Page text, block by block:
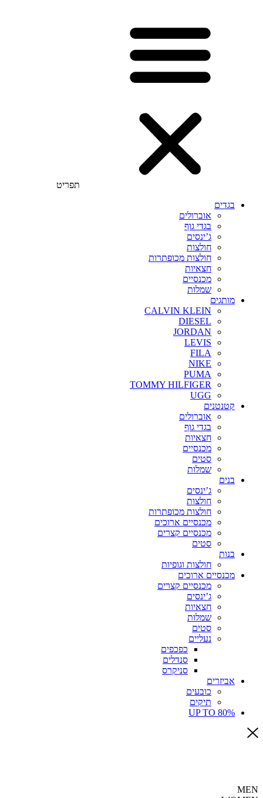
תפריט
בגדים
אוברולים
בגדי גוף
ג’ינסים
חולצות
חולצות מכופתרות
חצאיות
מכנסיים
שמלות
מותגים
CALVIN KLEIN
DIESEL
JORDAN
LEVIS
FILA
NIKE
PUMA
TOMMY HILFIGER
UGG
קטנטנים
אוברולים
בגדי גוף
חצאיות
מכנסיים
סטים
שמלות
בנים
ג’ינסים
חולצות
חולצות מכופתרות
מכנסיים ארוכים
מכנסיים קצרים
סטים
בנות
חולצות וגופיות
מכנסיים ארוכים
מכנסיים קצרים
ג’ינסים
חצאיות
שמלות
סטים
נעליים
כפכפים
סנדלים
סניקרס
אביזרים
כובעים
תיקים
UP TO 80%
MEN